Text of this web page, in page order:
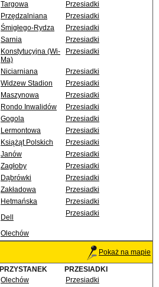
Targowa
Przesiadki
Przędzalniana
Przesiadki
Śmigłego-Rydza
Przesiadki
Sarnia
Przesiadki
Konstytucyjna (Wi-
Ma)
Przesiadki
Niciarniana
Przesiadki
Widzew Stadion
Przesiadki
Maszynowa
Przesiadki
Rondo Inwalidów
Przesiadki
Gogola
Przesiadki
Lermontowa
Przesiadki
Książąt Polskich
Przesiadki
Janów
Przesiadki
Zagłoby
Przesiadki
Dąbrówki
Przesiadki
Zakładowa
Przesiadki
Hetmańska
Przesiadki
Dell Przesiadki
Olechów
Pokaż na mapie
PRZYSTANEK
PRZESIADKI
Olechów
Przesiadki